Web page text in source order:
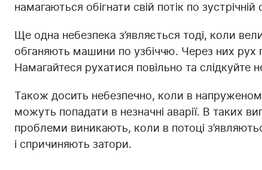
намагаються обігнати свій потік по зустрічній
Ще одна небезпека з’являється тоді, коли
обганяють машини по узбіччю. Через них
Намагайтеся рухатися повільно та слідкуйте
Також досить небезпечно, коли в
можуть попадати в незначні аварії. В таких
проблеми виникають, коли в потоці
і спричиняють затори.